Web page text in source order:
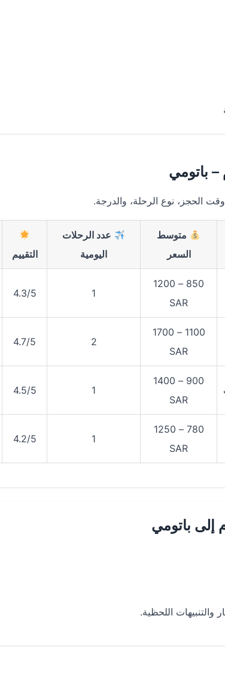
باتومي
الحجز، نوع الرحلة، والدرجة.
متوسط
السعر
عدد الرحلات
اليومية
التقييم
850 – 1200
SAR
1
4.3/5
1100 – 1700
SAR
2
4.7/5
900 – 1400
SAR
1
4.5/5
780 – 1250
SAR
1
4.2/5
إلى باتومي
اللحظية.